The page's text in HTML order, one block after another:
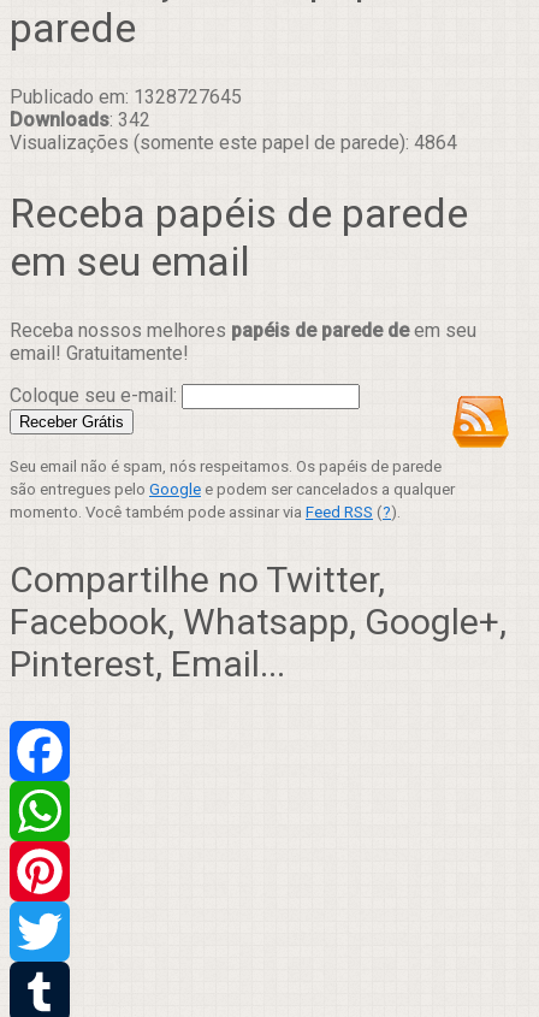
parede
Publicado em: 1328727645
Downloads: 342
Visualizações (somente este papel de parede): 4864
Receba papéis de parede
em seu email
Receba nossos melhores papéis de parede deem seu
email! Gratuitamente!
Coloque seu e-mail:
Seu email não é spam, nós respeitamos. Os papéis de parede
são entregues pelo Google e podem ser cancelados a qualquer
momento. Você também pode assinar via Feed RSS (?).
Compartilhe no Twitter,
Facebook, Whatsapp, Google+,
Pinterest, Email...
Facebook
WhatsApp
Pinterest
Twitter